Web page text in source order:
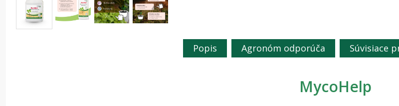
Popis Agronóm odporúča Súvisiace
MycoHelp